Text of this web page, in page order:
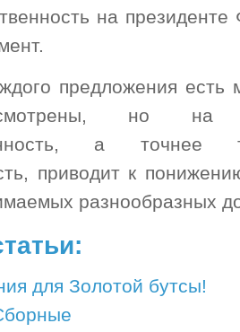
на
предложения
но на
а точнее
приводит к
разнообразных
для Золотой бутсы!